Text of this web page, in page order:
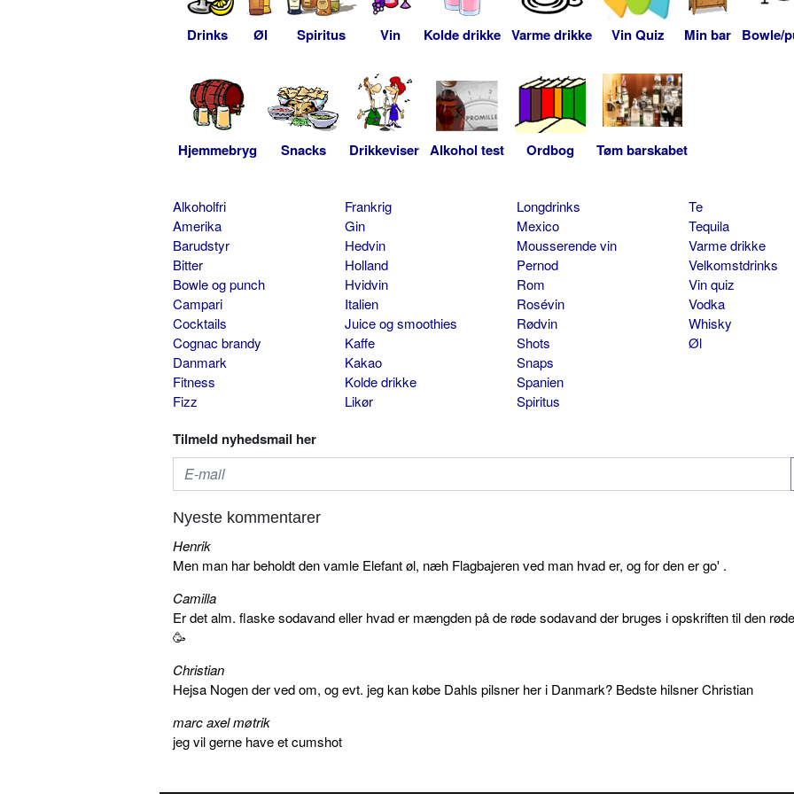
Drinks Øl Spiritus Vin Kolde drikke Varme drikke Vin Quiz Min bar Bowle/
Hjemmebryg Snacks Drikkeviser Alkohol test Ordbog Tøm barskabet
Alkoholfri
Amerika
Barudstyr
Bitter
Bowle og punch
Campari
Cocktails
Cognac brandy
Danmark
Fitness
Fizz
Frankrig
Gin
Hedvin
Holland
Hvidvin
Italien
Juice og smoothies
Kaffe
Kakao
Kolde drikke
Likør
Longdrinks
Mexico
Mousserende vin
Pernod
Rom
Rosévin
Rødvin
Shots
Snaps
Spanien
Spiritus
Te
Tequila
Varme drikke
Velkomstdrinks
Vin quiz
Vodka
Whisky
Øl
Tilmeld nyhedsmail her
Nyeste kommentarer
Henrik
Men man har beholdt den vamle Elefant øl, næh Flagbajeren ved man hvad er, og for den er go' .
Camilla
Er det alm. flaske sodavand eller hvad er mængden på de røde sodavand der bruges i opskriften til den
🥳
Christian
Hejsa Nogen der ved om, og evt. jeg kan købe Dahls pilsner her i Danmark? Bedste hilsner Christian
marc axel møtrik
jeg vil gerne have et cumshot